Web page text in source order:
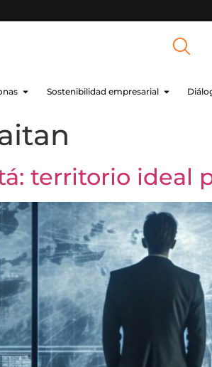
Sostenibilidad empresarial
territorio ideal